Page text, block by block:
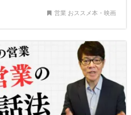
営業 おススメ本・映画